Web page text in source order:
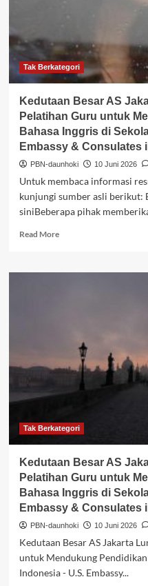
Pendidikan
Bahasa
Inggris
di
Dasar
Indonesia
–
U.S.
Embassy
Consulates
in
Indonesia
Tak Berkategori
Kedutaan Besar AS
Pelatihan Guru untuk
Bahasa Inggris di
Embassy & Consulates
PBN-daunhoki 10 Juni 2026
Untuk membaca informasi
kunjungi sumber asli berikut:
siniBeberapa pihak
Read MoreRead
Kedutaan
Pelatihan
Mendukung
Inggris
Dasar
Indonesia
–
U.S.
Embassy
Consulates
in
Indonesia
Tak Berkategori
Kedutaan Besar AS
Pelatihan Guru untuk
Bahasa Inggris di
Embassy & Consulates
PBN-daunhoki 10 Juni 2026
Kedutaan Besar AS Jakarta
untuk Mendukung
Indonesia - U.S. Embassy...